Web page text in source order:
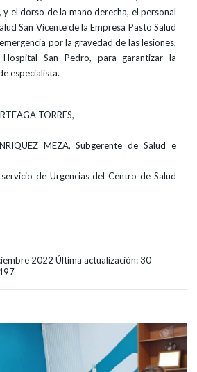
el dorso de la mano derecha, el personal
San Vicente de la Empresa Pasto Salud
por la gravedad de las lesiones,
San Pedro, para garantizar la
especialista.
TORRES,
MEZA, Subgerente de Salud e
de Urgencias del Centro de Salud
2022 Última actualización: 30